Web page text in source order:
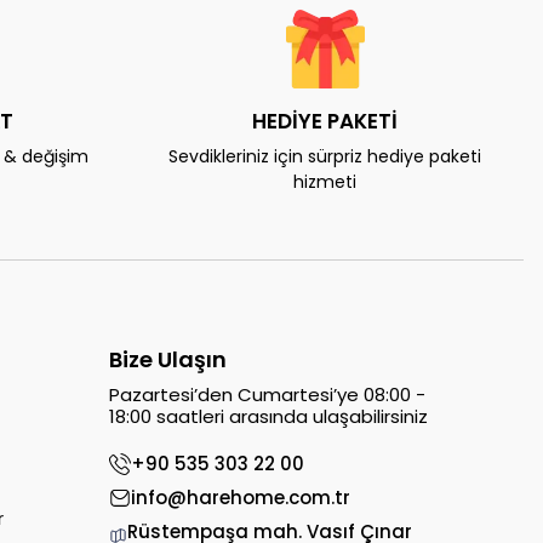
& değişim
HEDİYE PAKETİ
Sevdikleriniz için sürpriz hediye paketi
hizmeti
Bize Ulaşın
Pazartesi’den Cumartesi’ye 08:00 -
18:00 saatleri arasında ulaşabilirsiniz
+90 535 303 22 00
info@harehome.com.tr
Rüstempaşa mah. Vasıf Çınar